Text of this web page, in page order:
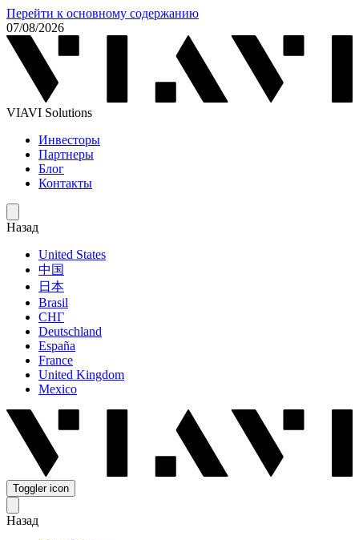
Перейти к основному содержанию
07/08/2026
VIAVI Solutions
Инвесторы
Партнеры
Блог
Контакты
Назад
United States
中国
日本
Brasil
СНГ
Deutschland
España
France
United Kingdom
Mexico
Toggler icon
Назад